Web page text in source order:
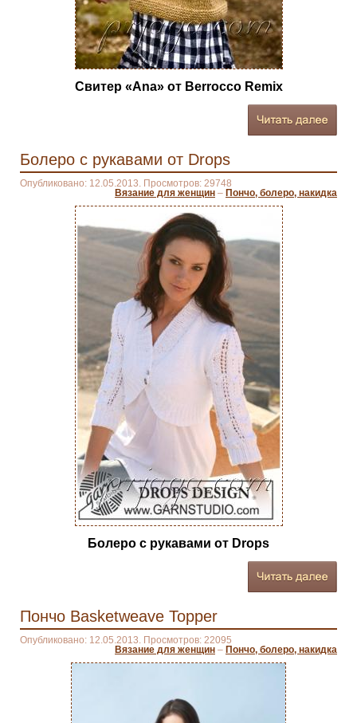
Свитер «Ana» от Berrocco Remix
Болеро с рукавами от Drops
Опубликовано: 12.05.2013. Просмотров: 29748
Вязание для женщин – Пончо, болеро, накидка
Болеро с рукавами от Drops
Пончо Basketweave Topper
Опубликовано: 12.05.2013. Просмотров: 22095
Вязание для женщин – Пончо, болеро, накидка